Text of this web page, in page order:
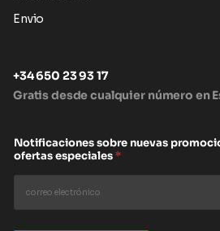
Envio
+34 650 23 93 17
Gratis desde cualquier número en
Notificaciones sobre nuevas
ofertas especiales*